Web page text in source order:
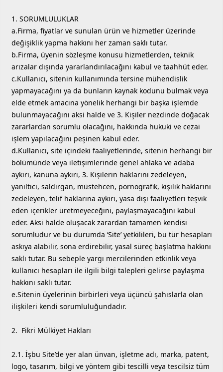
1. SORUMLULUKLAR
a.Firma, fiyatlar ve sunulan ürün ve hizmetler üzerinde
değişiklik yapma hakkını her zaman saklı tutar.
b.Firma, üyenin sözleşme konusu hizmetlerden, teknik
arızalar dışında yararlandırılacağını kabul ve taahhüt eder.
c.Kullanıcı, sitenin kullanımında tersine mühendislik
yapmayacağını ya da bunların kaynak kodunu bulmak veya
elde etmek amacına yönelik herhangi bir başka işlemde
bulunmayacağını aksi halde ve 3. Kişiler nezdinde doğacak
zararlardan sorumlu olacağını, hakkında hukuki ve cezai
işlem yapılacağını peşinen kabul eder.
d.Kullanıcı, site içindeki faaliyetlerinde, sitenin herhangi bir
bölümünde veya iletişimlerinde genel ahlaka ve adaba
aykırı, kanuna aykırı, 3. Kişilerin haklarını zedeleyen,
yanıltıcı, saldırgan, müstehcen, pornografik, kişilik haklarını
zedeleyen, telif haklarına aykırı, yasa dışı faaliyetleri teşvik
eden içerikler üretmeyeceğini, paylaşmayacağını kabul
eder. Aksi halde oluşacak zarardan tamamen kendisi
sorumludur ve bu durumda ‘Site’ yetkilileri, bu tür hesapları
askıya alabilir, sona erdirebilir, yasal süreç başlatma hakkını
saklı tutar. Bu sebeple yargı mercilerinden etkinlik veya
kullanıcı hesapları ile ilgili bilgi talepleri gelirse paylaşma
hakkını saklı tutar.
e.Sitenin üyelerinin birbirleri veya üçüncü şahıslarla olan
ilişkileri kendi sorumluluğundadır.
2. Fikri Mülkiyet Hakları
2.1. İşbu Site’de yer alan ünvan, işletme adı, marka, patent,
logo, tasarım, bilgi ve yöntem gibi tescilli veya tescilsiz tüm